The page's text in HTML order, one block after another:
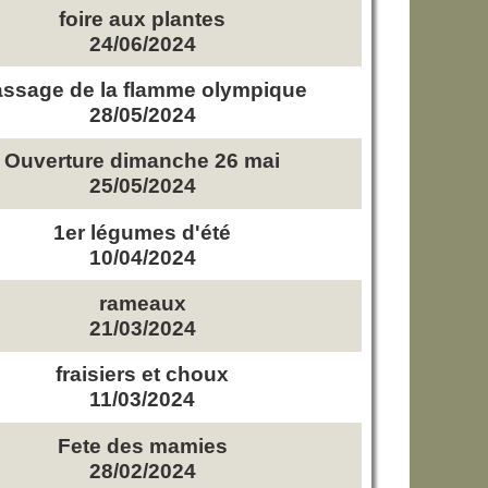
foire aux plantes
24/06/2024
de la flamme olympique
28/05/2024
Ouverture dimanche 26 mai
25/05/2024
1er légumes d'été
10/04/2024
rameaux
21/03/2024
fraisiers et choux
11/03/2024
Fete des mamies
28/02/2024